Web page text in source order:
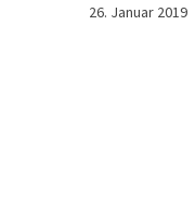
26. Januar 2019